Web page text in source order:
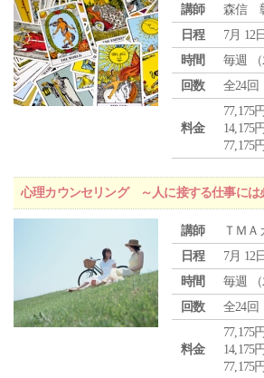
講師
森信
日程
7月 12
時間
毎週 （
回数
全24回
料金
77,175円
14,175
77,175
心理カウンセリング ～人に接する仕事には
講師
ＴＭＡ
日程
7月 12
時間
毎週 （
回数
全24回
料金
77,175円
14,175
77,175